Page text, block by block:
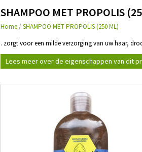
SHAMPOO MET PROPOLIS
Home /SHAMPOO MET PROPOLIS (250 ML)
. zorgt voor een milde verzorging van uw haar,
Lees meer over de eigenschappen van dit